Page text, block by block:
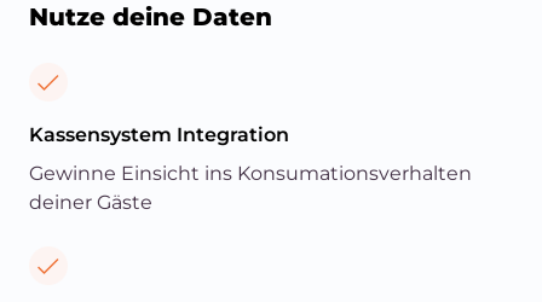
Nutze deine Daten
Kassensystem Integration
Gewinne Einsicht ins Konsumationsverhalten
deiner Gäste